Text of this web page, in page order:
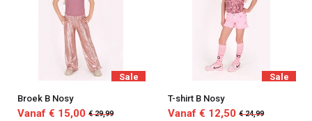
Sale
Broek B Nosy
Vanaf € 15,00 € 29,99
Sale
T-shirt B Nosy
Vanaf € 12,50 € 24,99